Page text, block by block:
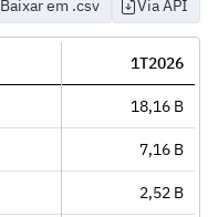
Baixar em .csv Via API
1T2026
18,16 B
7,16 B
2,52 B